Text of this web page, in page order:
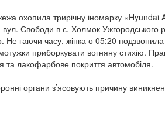
охопила трирічну іномарку «Hyundai
вул. Свободи в с. Холмок
Не гаючи часу, жінка о 05:20
приборкувати вогняну стихію.
та лакофарбове покриття автомобіля.
органи з’ясовують причину